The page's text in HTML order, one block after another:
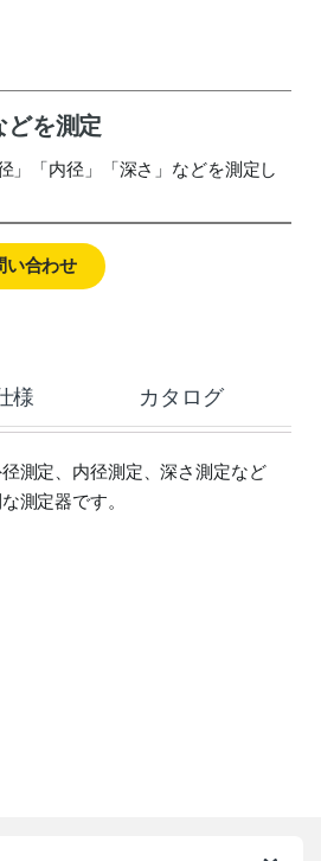
どを測定
」「内径」「深さ」などを測定し
い合わせ
様 カタログ
測定、内径測定、深さ測定など
測定器です。